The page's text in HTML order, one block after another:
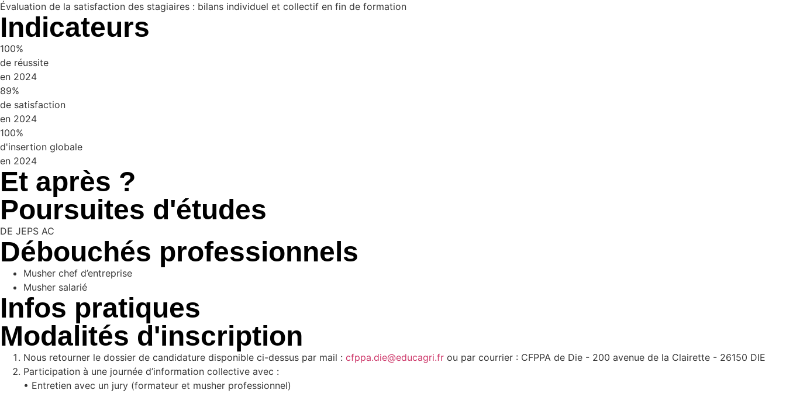
Évaluation de la satisfaction des stagiaires : bilans individuel et collectif en fin de formation
Indicateurs
100%
de réussite
en 2024
89%
de satisfaction
en 2024
100%
d'insertion globale
en 2024
Et après ?
Poursuites d'études
DE JEPS AC
Débouchés professionnels
Musher chef d’entreprise
Musher salarié
Infos pratiques
Modalités d'inscription
Nous retourner le dossier de candidature disponible ci-dessus par mail : cfppa.die@educagri.fr ou par courrier : CFPPA de Die - 200 avenue de la Clairette - 26150 DIE
Participation à une journée d’information collective avec :
• Entretien avec un jury (formateur et musher professionnel)